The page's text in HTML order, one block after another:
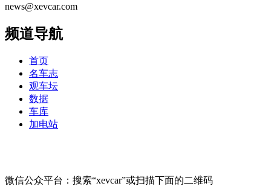
news@xevcar.com
频道导航
首页
名车志
观车坛
数据
车库
加电站
微信公众平台：搜索“xevcar”或扫描下面的二维码